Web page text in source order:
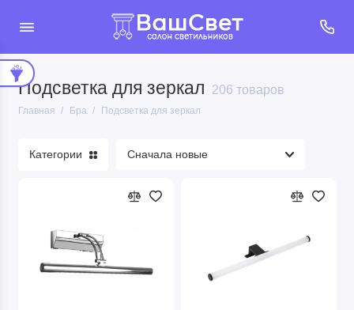
Подсветка для зеркал 206 товаров
Главная Бра Подсветка для зеркал
Подсветка для зеркал
Показать все
Категории